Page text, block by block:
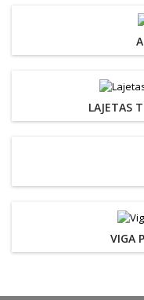
LAJETAS
VIGA